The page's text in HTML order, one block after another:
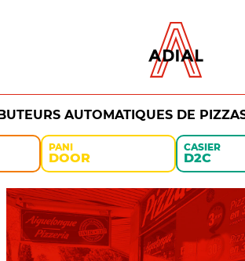
AUTOMATIQUES DE
PANI
DOOR
CASIER
D2C